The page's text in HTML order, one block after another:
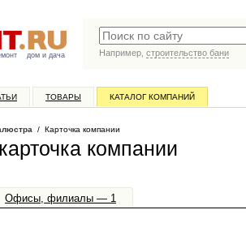
дом и дача
Например, строительство бани
ТОВАРЫ КАТАЛОГ КОМПАНИЙ
/ Карточка компании
компании
Офисы, филиалы — 1